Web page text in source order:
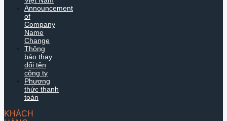
Announcement
of
Company
Name
Change
Thông
báo thay
đổi tên
công ty
Phương
thức thanh
toán
KHÁCH